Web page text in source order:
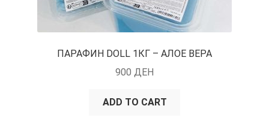
ПАРАФИН DOLL 1КГ – АЛОЕ ВЕРА
900 ДЕН
ADD TO CART